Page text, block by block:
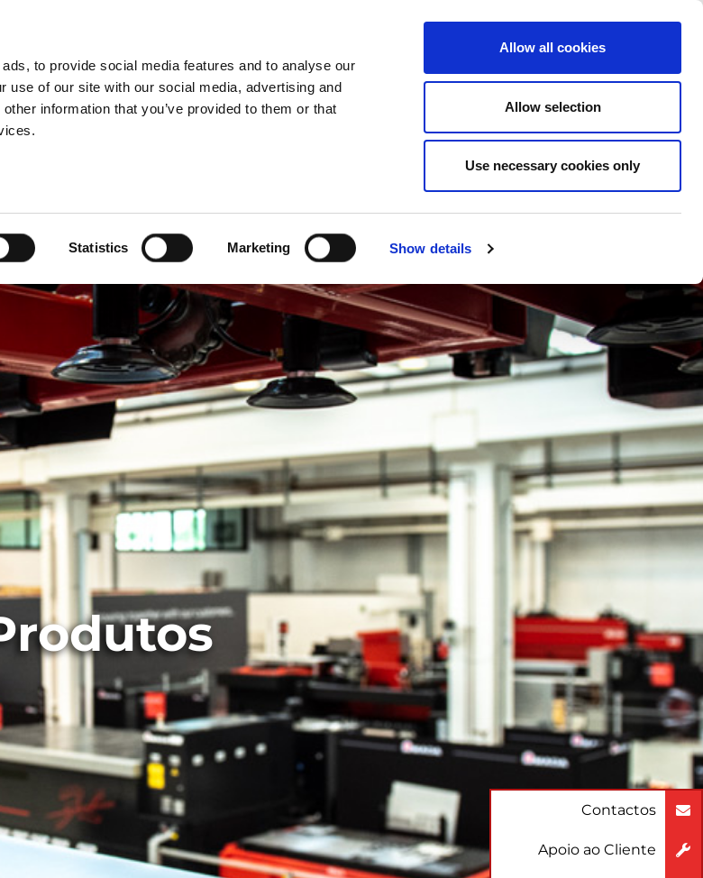
to provide social media features and to analyse our
use of our site with our social media, advertising and
information that you’ve provided to them or that
Statistics Marketing Show details
Allow all cookies
Allow selection
Use necessary cookies only
EMPRESA CASE STUDIES MAIS NOVIDADES
Contactos
Apoio ao Cliente